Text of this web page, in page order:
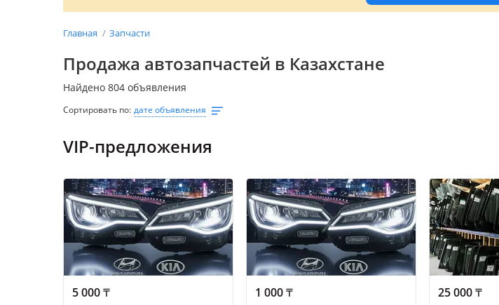
Главная Запчасти
Продажа автозапчастей в Казахстане
Найдено 804 объявления
Сортировать по: дате объявления
VIP-предложения
5 000₸
1 000₸
25 000₸